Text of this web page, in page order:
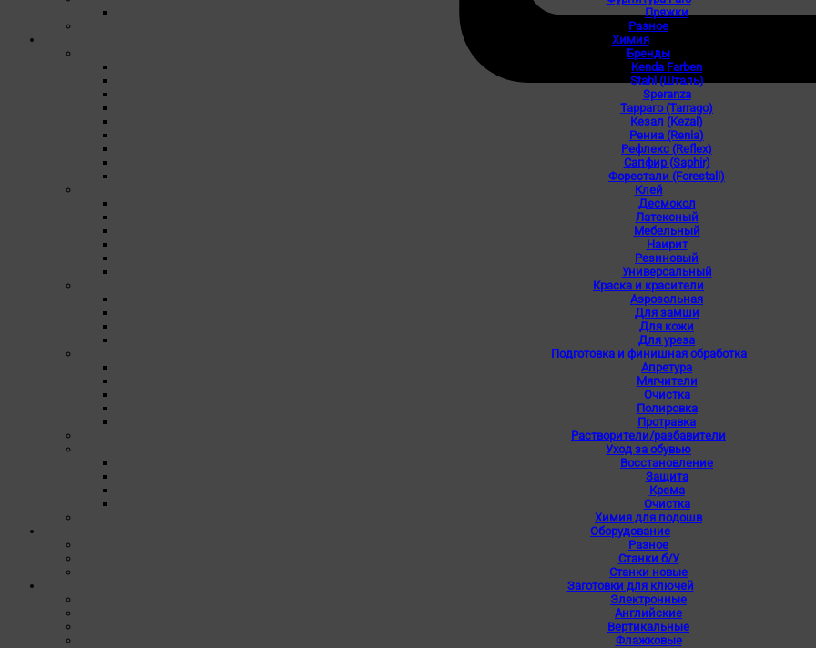
Пряжки
Разное
Химия
Бренды
Kenda Farben
Stahl (Шталь)
Speranza
Тарраго (Tarrago)
Кезал (Kezal)
Рениа (Renia)
Рефлекс (Reflex)
Сапфир (Saphir)
Форестали (Forestali)
Клей
Десмокол
Латексный
Мебельный
Наирит
Резиновый
Универсальный
Краска и красители
Аэрозольная
Для замши
Для кожи
Для уреза
Подготовка и финишная обработка
Апретура
Мягчители
Очистка
Полировка
Протравка
Растворители/разбавители
Уход за обувью
Восстановление
Защита
Крема
Очистка
Химия для подошв
Оборудование
Разное
Станки б/У
Станки новые
Заготовки для ключей
Электронные
Английские
Вертикальные
Флажковые